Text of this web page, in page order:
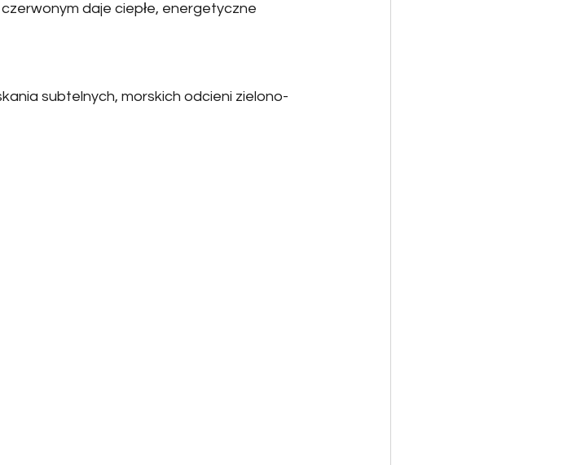
daje ciepłe, energetyczne
subtelnych, morskich odcieni zielono-